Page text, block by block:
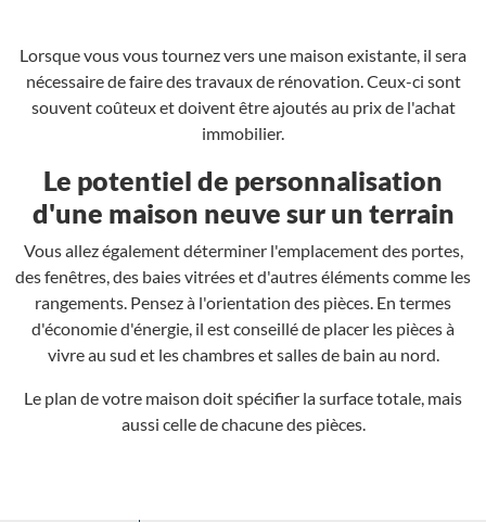
Lorsque vous vous tournez vers une maison existante, il sera
nécessaire de faire des travaux de rénovation. Ceux-ci sont
souvent coûteux et doivent être ajoutés au prix de l'achat
immobilier.
Le potentiel de personnalisation
d'une maison neuve sur un terrain
Vous allez également déterminer l'emplacement des portes,
des fenêtres, des baies vitrées et d'autres éléments comme les
rangements. Pensez à l'orientation des pièces. En termes
d'économie d'énergie, il est conseillé de placer les pièces à
vivre au sud et les chambres et salles de bain au nord.
Le plan de votre maison doit spécifier la surface totale, mais
aussi celle de chacune des pièces.